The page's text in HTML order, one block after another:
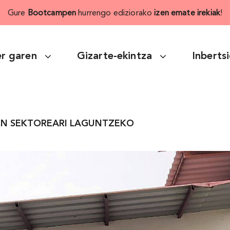
Gure Bootcampen hurrengo ediziorakoizen emate irekiak!
garen Gizarte-ekintza
SEKTOREARI LAGUNTZEKO